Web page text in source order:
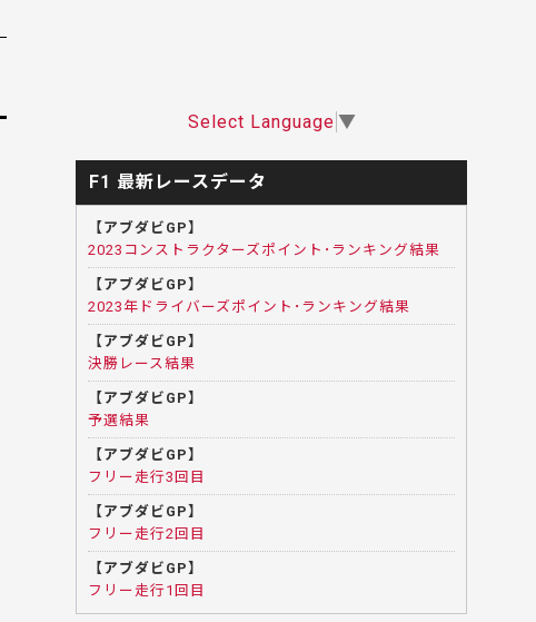
Select Language ▼
F1 最新レースデータ
【アブダビGP】
2023コンストラクターズポイント･ランキング結果
【アブダビGP】
2023年ドライバーズポイント･ランキング結果
【アブダビGP】
決勝レース結果
【アブダビGP】
予選結果
【アブダビGP】
フリー走行3回目
【アブダビGP】
フリー走行2回目
【アブダビGP】
フリー走行1回目